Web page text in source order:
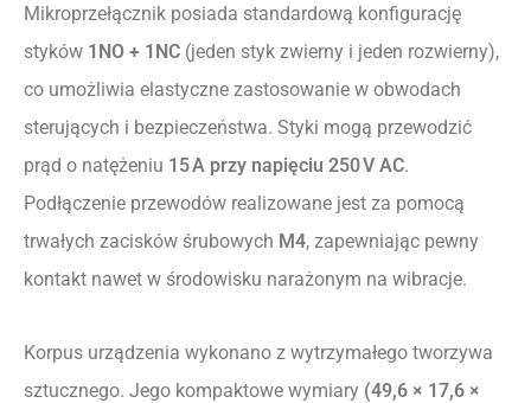
Mikroprzełącznik posiada standardową konfigurację
styków 1NO + 1NC (jeden styk zwierny i jeden rozwierny),
co umożliwia elastyczne zastosowanie w obwodach
sterujących i bezpieczeństwa. Styki mogą przewodzić
prąd o natężeniu 15 A przy napięciu 250 V AC.
Podłączenie przewodów realizowane jest za pomocą
trwałych zacisków śrubowych M4, zapewniając pewny
kontakt nawet w środowisku narażonym na wibracje.
Korpus urządzenia wykonano z wytrzymałego tworzywa
sztucznego. Jego kompaktowe wymiary (49,6 × 17,6 ×